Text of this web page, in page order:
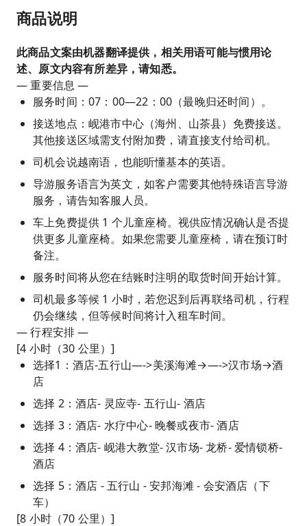
商品说明
此商品文案由机器翻译提供，相关用语可能与惯用论
述、原文内容有所差异，请知悉。
— 重要信息 —
服务时间：07：00—22：00（最晚归还时间）。
接送地点：岘港市中心（海州、山茶县）免费接送。
其他接送区域需支付附加费，请直接支付给司机。
司机会说越南语，也能听懂基本的英语。
导游服务语言为英文，如客户需要其他特殊语言导游
服务，请告知客服人员。
车上免费提供 1 个儿童座椅。视供应情况确认是否提
供更多儿童座椅。如果您需要儿童座椅，请在预订时
备注。
服务时间将从您在结账时注明的取货时间开始计算。
司机最多等候 1 小时，若您迟到后再联络司机，行程
仍会继续，但等候时间将计入租车时间。
— 行程安排 —
[4 小时（30 公里）]
选择1：酒店-五行山—->美溪海滩→—->汉市场→酒
店
选择 2：酒店- 灵应寺- 五行山- 酒店
选择 3：酒店- 水疗中心- 晚餐或夜市- 酒店
选择 4：酒店- 岘港大教堂- 汉市场- 龙桥- 爱情锁桥-
酒店
选择 5：酒店 - 五行山 - 安邦海滩 - 会安酒店（下
车）
[8 小时（70 公里）]